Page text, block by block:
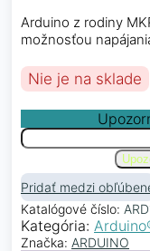
Arduino z rodiny
možnosťou
Nie je na sklade
Pridať medzi
Katalógové číslo:
Kategória:
Značka: ARDUINO